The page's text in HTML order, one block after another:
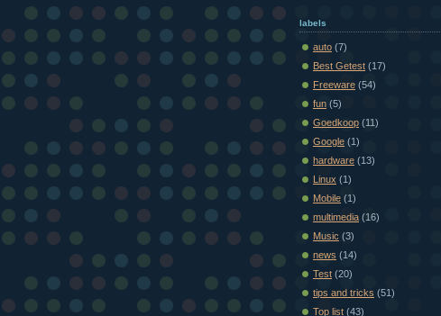
labels
auto (7)
Best Getest (17)
Freeware (54)
fun (5)
Goedkoop (11)
Google (1)
hardware (13)
Linux (1)
Mobile (1)
multimedia (16)
Music (3)
news (14)
Test (20)
tips and tricks (51)
Top list (43)